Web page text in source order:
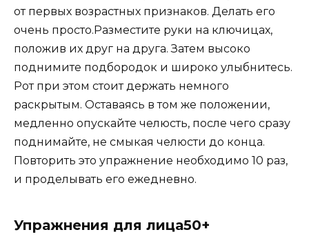
от первых возрастных признаков. Делать его
очень просто.Разместите руки на ключицах,
положив их друг на друга. Затем высоко
поднимите подбородок и широко улыбнитесь.
Рот при этом стоит держать немного
раскрытым. Оставаясь в том же положении,
медленно опускайте челюсть, после чего сразу
поднимайте, не смыкая челюсти до конца.
Повторить это упражнение необходимо 10 раз,
и проделывать его ежедневно.
Упражнения для лица50+